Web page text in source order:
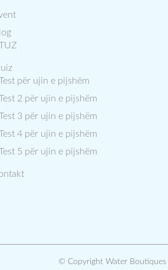
për ujin e pijshëm
2 për ujin e pijshëm
3 për ujin e pijshëm
4 për ujin e pijshëm
5 për ujin e pijshëm
© Copyright Water Boutiques